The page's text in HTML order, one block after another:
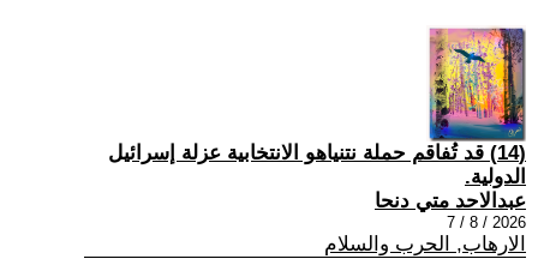
(14) قد تُفاقم حملة نتنياهو الانتخابية عزلة إسرائيل
الدولية.
عبدالاحد متي دنحا
2026 / 8 / 7
الارهاب, الحرب والسلام